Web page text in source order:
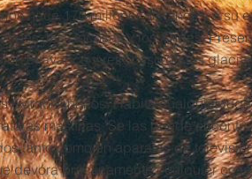
hace 170 millones de años y a su
las Rocosas y los Andes.
el avance y retroceso de los
extraordinarios. Habita cualquier
más frías. Se las puede
tanto como en aparatos de
devora prácticamente cualquier